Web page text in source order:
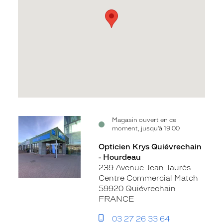
Magasin ouvert en ce
moment, jusqu’à 19:00
fiche
Opticien Krys Quiévrechain
- Hourdeau
239 Avenue Jean Jaurès
Centre Commercial Match
59920 Quiévrechain
FRANCE
03 27 26 33 64